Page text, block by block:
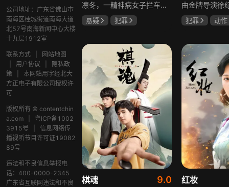
公司地址：广东省佛山市
南海区桂城街道南海大道
北57号南海新闻中心大楼
十九层1912室
联系方式
网站地图
用户协议
隐私政
策
本网站用字经北大
方正电子有限公司授权许
可
版权所有 © contentchin
a.com
粤ICP备1002
3915号
信息网络传
播视听节目许可证19082
89号
违法和不良信息举报电
话：400-0000-2345
广东省互联网违法和不良
凛冬，一精神病女子拦车报案，称丈夫杀人，刑警沈栋梁吴红兵由此揭开系列碎尸案真相。然而风浪未平，储蓄所抢劫杀人案，少女失踪案，流窜抢车案接连发生，沈栋梁与吴红兵追凶之际，竟牵出改变二人命运的人性悲剧。
悬疑
犯罪
犯罪
动作
棋魂 9.0 红妆